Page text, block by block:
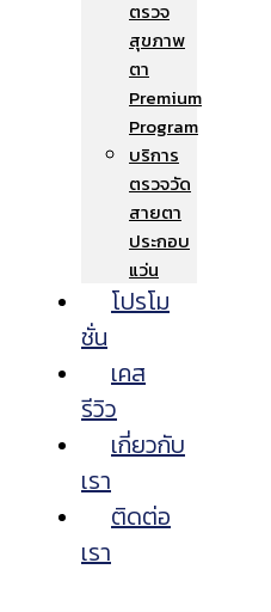
ตรวจ
สุขภาพ
ตา
Premium
Program
บริการ
ตรวจวัด
สายตา
ประกอบ
แว่น
โปรโม
ชั่น
เคส
รีวิว
เกี่ยวกับ
เรา
ติดต่อ
เรา